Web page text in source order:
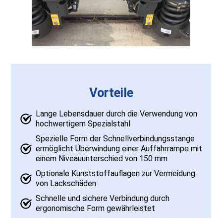
Vorteile
Lange Lebensdauer durch die Verwendung von
hochwertigem Spezialstahl
Spezielle Form der Schnellverbindungsstange
ermöglicht Überwindung einer Auffahrrampe mit
einem Niveauunterschied von 150 mm
Optionale Kunststoffauflagen zur Vermeidung
von Lackschäden
Schnelle und sichere Verbindung durch
ergonomische Form gewährleistet